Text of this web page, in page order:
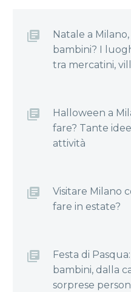
Natale a
bambini? I
tra mercatini,
Halloween a
fare? Tante
attività
Visitare Milano
fare in estate?
Festa di
bambini, dalla
sorprese